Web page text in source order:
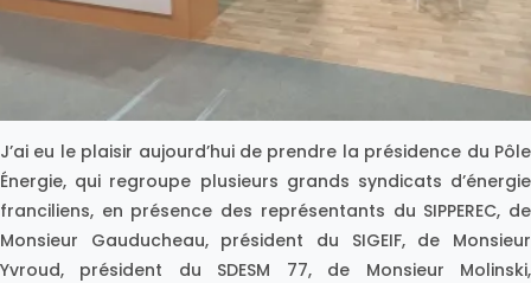
J’ai eu le plaisir aujourd’hui de prendre la présidence du Pôle
Énergie, qui regroupe plusieurs grands syndicats d’énergie
franciliens, en présence des représentants du SIPPEREC, de
Monsieur Gauducheau, président du SIGEIF, de Monsieur
Yvroud, président du SDESM 77, de Monsieur Molinski,